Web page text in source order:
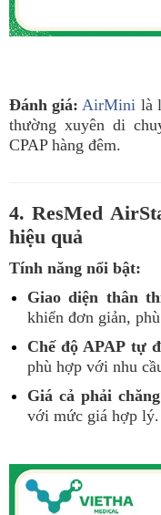
Đánh giá: AirMini là
thường xuyên di
CPAP hàng đêm.
4. ResMed
hiệu quả
Tính năng nổi bật:
Giao diện thân
khiển đơn giản,
Chế độ APAP tự
phù hợp với nhu
Giá cả phải chăng
với mức giá hợp lý.